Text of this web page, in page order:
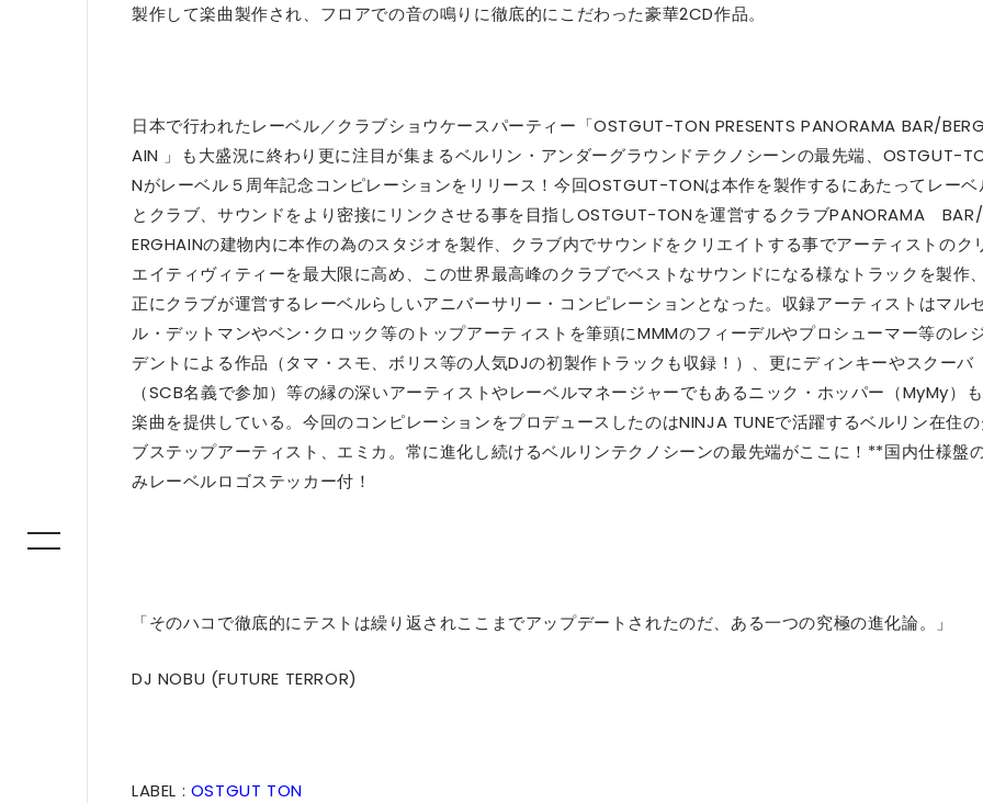
製作して楽曲製作され、フロアでの音の鳴りに徹底的にこだわった豪華2CD作品。
日本で行われたレーベル／クラブショウケースパーティー「OSTGUT-TON PRESENTS PANORAMA BAR/
AIN 」も大盛況に終わり更に注目が集まるベルリン・アンダーグラウンドテクノシーンの最先端、OSTGUT-
Nがレーベル５周年記念コンピレーションをリリース！今回OSTGUT-TONは本作を製作するにあたってレーベ
とクラブ、サウンドをより密接にリンクさせる事を目指しOSTGUT-TONを運営するクラブPANORAMA
ERGHAINの建物内に本作の為のスタジオを製作、クラブ内でサウンドをクリエイトする事でアーティストのク
エイティヴィティーを最大限に高め、この世界最高峰のクラブでベストなサウンドになる様なトラックを製作、
正にクラブが運営するレーベルらしいアニバーサリー・コンピレーションとなった。収録アーティストはマル
ル・デットマンやベン･クロック等のトップアーティストを筆頭にMMMのフィーデルやプロシューマー等のレ
デントによる作品（タマ・スモ、ボリス等の人気DJの初製作トラックも収録！）、更にディンキーやスクーバ
（SCB名義で参加）等の縁の深いアーティストやレーベルマネージャーでもあるニック・ホッパー（MyMy）も
楽曲を提供している。今回のコンピレーションをプロデュースしたのはNINJA TUNEで活躍するベルリン在住
ブステップアーティスト、エミカ。常に進化し続けるベルリンテクノシーンの最先端がここに！**国内仕様盤
みレーベルロゴステッカー付！
「そのハコで徹底的にテストは繰り返されここまでアップデートされたのだ、ある一つの究極の進化論。」
DJ NOBU (FUTURE TERROR)
LABEL : OSTGUT TON